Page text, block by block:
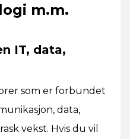
m.m.
IT, data,
som er forbundet
data,
vekst. Hvis du vil